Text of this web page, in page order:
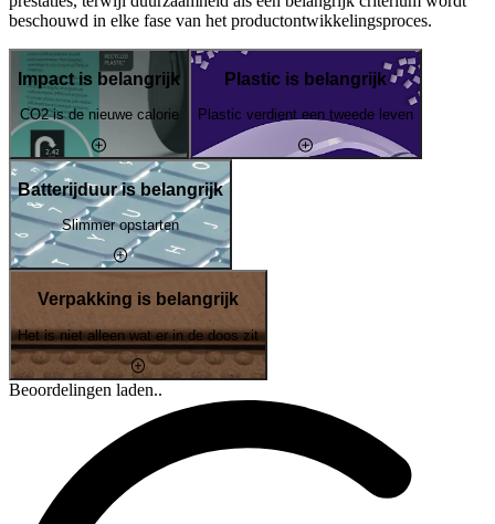
beschouwd in elke fase van het productontwikkelingsproces.
Impact is belangrijk
CO2 is de nieuwe calorie
Plastic is belangrijk
Plastic verdient een tweede leven
Batterijduur is belangrijk
Slimmer opstarten
Verpakking is belangrijk
Het is niet alleen wat er in de doos zit
Beoordelingen laden..